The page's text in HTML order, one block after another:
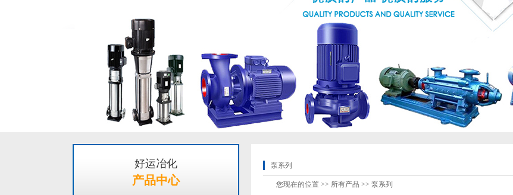
好运冶化
产品中心
泵系列
您现在的位置 >> 所有产品 >> 泵系列